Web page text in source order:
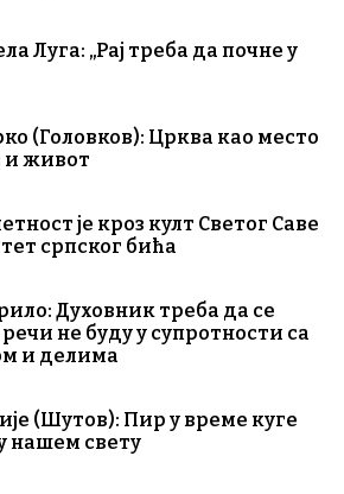
Луга: „Рај треба да почне у
(Головков): Црква као место
и живот
је кроз култ Светог Саве
српског бића
Духовник треба да се
не буду у супротности са
и делима
(Шутов): Пир у време куге
нашем свету